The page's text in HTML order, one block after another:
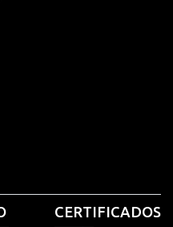
CERTIFICADOS